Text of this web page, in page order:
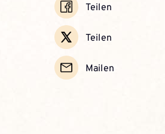
Teilen
Teilen
Mailen